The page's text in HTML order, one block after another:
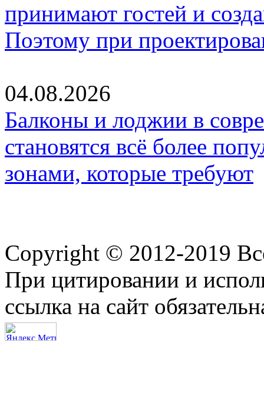
принимают гостей и
Поэтому при
04.08.2026
Балконы и лоджии в
становятся всё более
зонами, которые требуют
Copyright © 2012-2019
При цитировании и
ссылка на сайт